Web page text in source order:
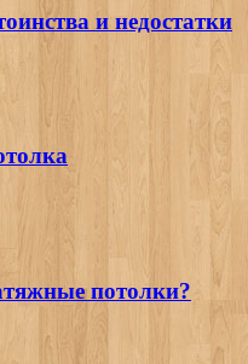
и недостатки
потолки?